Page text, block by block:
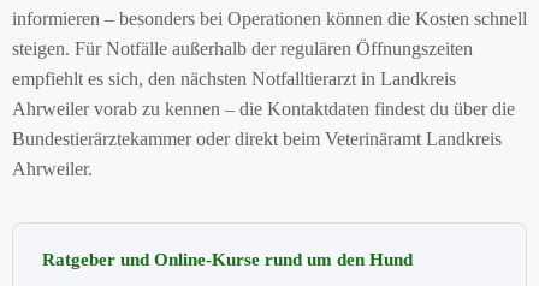
informieren – besonders bei Operationen können die Kosten schnell
steigen. Für Notfälle außerhalb der regulären Öffnungszeiten
empfiehlt es sich, den nächsten Notfalltierarzt in Landkreis
Ahrweiler vorab zu kennen – die Kontaktdaten findest du über die
Bundestierärztekammer oder direkt beim Veterinäramt Landkreis
Ahrweiler.
Ratgeber und Online-Kurse rund um den Hund